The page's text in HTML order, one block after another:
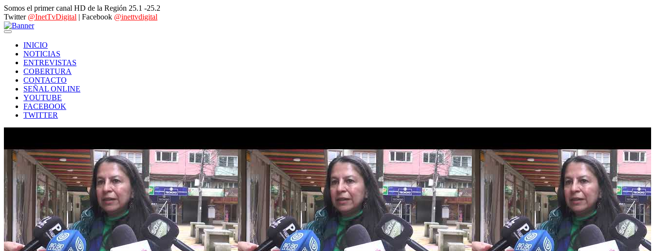
Somos el primer canal HD de la Región 25.1 -25.2
Twitter @InetTvDigital | Facebook @inettvdigital
INICIO
NOTICIAS
ENTREVISTAS
COBERTURA
CONTACTO
SEÑAL ONLINE
YOUTUBE
FACEBOOK
TWITTER